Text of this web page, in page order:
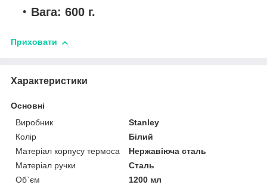
Вага: 600 г.
Приховати
Характеристики
Основні
Виробник
Stanley
Колір
Білий
Матеріал корпусу термоса
Нержавіюча сталь
Матеріал ручки
Сталь
Об`єм
1200 мл